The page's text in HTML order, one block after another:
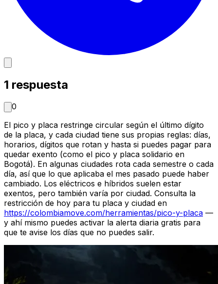
1 respuesta
0
El pico y placa restringe circular según el último dígito
de la placa, y cada ciudad tiene sus propias reglas: días,
horarios, dígitos que rotan y hasta si puedes pagar para
quedar exento (como el pico y placa solidario en
Bogotá). En algunas ciudades rota cada semestre o cada
día, así que lo que aplicaba el mes pasado puede haber
cambiado. Los eléctricos e híbridos suelen estar
exentos, pero también varía por ciudad. Consulta la
restricción de hoy para tu placa y ciudad en
https://colombiamove.com/herramientas/pico-y-placa —
y ahí mismo puedes activar la alerta diaria gratis para
que te avise los días que no puedes salir.